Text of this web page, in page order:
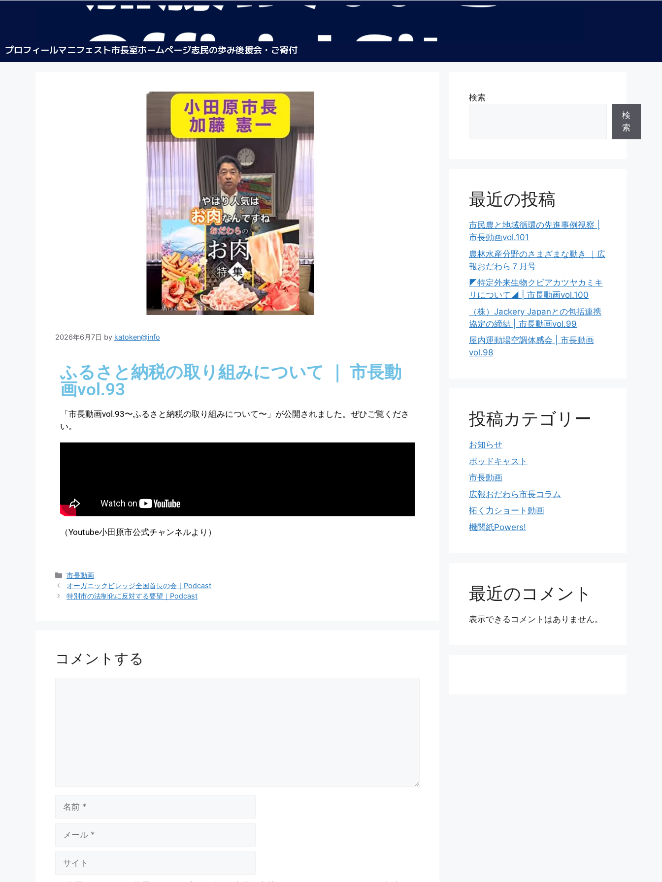
プロフィールマニフェスト市長室ホームページ志民の歩み後援会・ご寄付
2026年6月7日 by katoken@info
ふるさと納税の取り組みについて ｜ 市長動
画vol.93
「市長動画vol.93〜ふるさと納税の取り組みについて〜」が公開されました。ぜひご覧くださ
い。
（Youtube小田原市公式チャンネルより）
市長動画
オーガニックビレッジ全国首長の会｜Podcast
特別市の法制化に反対する要望｜Podcast
コメントする
検索
検
索
最近の投稿
市民農と地域循環の先進事例視察 |
市長動画vol.101
農林水産分野のさまざまな動き ｜広
報おだわら７月号
◤特定外来生物クビアカツヤカミキ
リについて◢ | 市長動画vol.100
（株）Jackery Japanとの包括連携
協定の締結 | 市長動画vol.99
屋内運動場空調体感会 | 市長動画
vol.98
投稿カテゴリー
お知らせ
ポッドキャスト
市長動画
広報おだわら市長コラム
拓く力ショート動画
機関紙Powers!
最近のコメント
表示できるコメントはありません。